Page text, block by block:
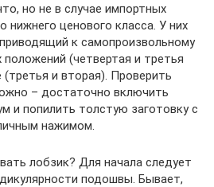
но не в случае импортных
нижнего ценового класса. У них
к самопроизвольному
положений (четвертая и третья
(третья и вторая). Проверить
– достаточно включить
и попилить толстую заготовку с
нажимом.
лобзик? Для начала следует
подошвы. Бывает,